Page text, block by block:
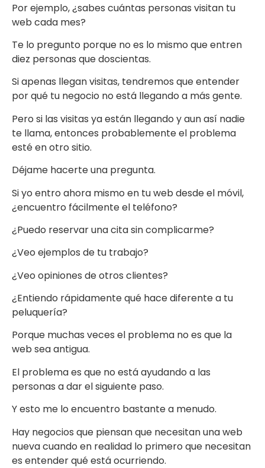
Por ejemplo, ¿sabes cuántas personas visitan tu
web cada mes?
Te lo pregunto porque no es lo mismo que entren
diez personas que doscientas.
Si apenas llegan visitas, tendremos que entender
por qué tu negocio no está llegando a más gente.
Pero si las visitas ya están llegando y aun así nadie
te llama, entonces probablemente el problema
esté en otro sitio.
Déjame hacerte una pregunta.
Si yo entro ahora mismo en tu web desde el móvil,
¿encuentro fácilmente el teléfono?
¿Puedo reservar una cita sin complicarme?
¿Veo ejemplos de tu trabajo?
¿Veo opiniones de otros clientes?
¿Entiendo rápidamente qué hace diferente a tu
peluquería?
Porque muchas veces el problema no es que la
web sea antigua.
El problema es que no está ayudando a las
personas a dar el siguiente paso.
Y esto me lo encuentro bastante a menudo.
Hay negocios que piensan que necesitan una web
nueva cuando en realidad lo primero que necesitan
es entender qué está ocurriendo.